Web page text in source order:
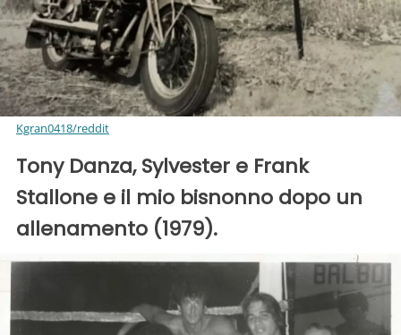
Kgran0418/reddit
Tony Danza, Sylvester e Frank
Stallone e il mio bisnonno dopo un
allenamento (1979).